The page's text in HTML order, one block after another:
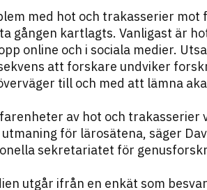
med hot och trakasserier
gången kartlagts. Vanligast är
online och i sociala medier.
att forskare undviker
till och med att lämna
av hot och trakasserier
för lärosätena, säger
sekretariatet för
utgår ifrån en enkät som